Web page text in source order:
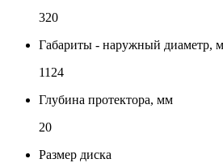
320
Габариты - наружный диаметр,
1124
Глубина протектора, мм
20
Размер диска